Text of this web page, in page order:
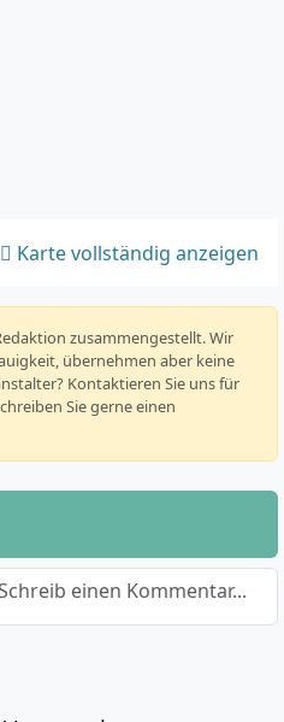
Karte vollständig anzeigen
zusammengestellt. Wir
übernehmen aber keine
Kontaktieren Sie uns für
Sie gerne einen
einen Kommentar...